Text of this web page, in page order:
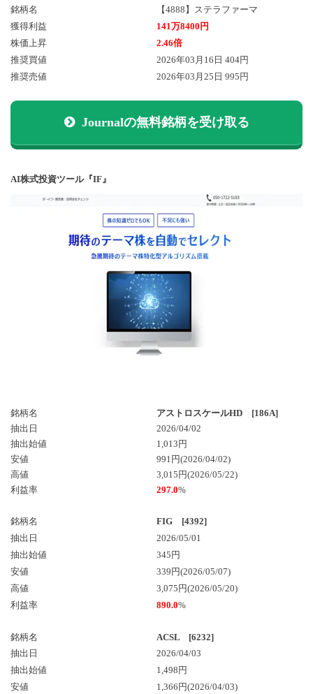
銘柄名
【4888】ステラファーマ
獲得利益
141万8400円
株価上昇
2.46倍
推奨買値
2026年03月16日 404円
推奨売値
2026年03月25日 995円
Journalの無料銘柄を受け取る
AI株式投資ツール『IF』
銘柄名
アストロスケールHD [186A]
抽出日
2026/04/02
抽出始値
1,013円
安値
991円(2026/04/02)
高値
3,015円(2026/05/22)
利益率
297.0%
銘柄名
FIG [4392]
抽出日
2026/05/01
抽出始値
345円
安値
339円(2026/05/07)
高値
3,075円(2026/05/20)
利益率
890.0%
銘柄名
ACSL [6232]
抽出日
2026/04/03
抽出始値
1,498円
安値
1,366円(2026/04/03)